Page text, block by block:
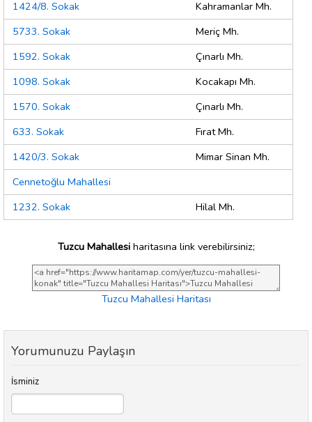
1424/8. Sokak
Kahramanlar Mh.
5733. Sokak
Meriç Mh.
1592. Sokak
Çınarlı Mh.
1098. Sokak
Kocakapı Mh.
1570. Sokak
Çınarlı Mh.
633. Sokak
Fırat Mh.
1420/3. Sokak
Mimar Sinan Mh.
Cennetoğlu Mahallesi
1232. Sokak
Hilal Mh.
Tuzcu Mahallesiharitasına link verebilirsiniz;
Tuzcu Mahallesi Haritası
Yorumunuzu Paylaşın
İsminiz